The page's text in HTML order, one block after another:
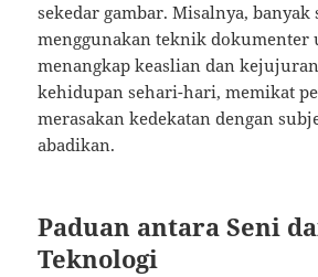
sekedar gambar. Misalnya, banyak
menggunakan teknik dokumenter
menangkap keaslian dan
kehidupan sehari-hari, memikat
merasakan kedekatan dengan
abadikan.
Paduan antara Seni
Teknologi